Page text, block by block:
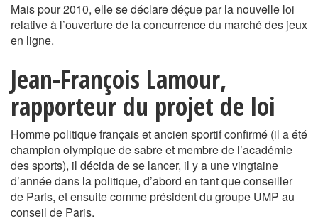
Mais pour 2010, elle se déclare déçue par la nouvelle loi
relative à l’ouverture de la concurrence du marché des jeux
en ligne.
Jean-François Lamour,
rapporteur du projet de loi
Homme politique français et ancien sportif confirmé (il a été
champion olympique de sabre et membre de l’académie
des sports), il décida de se lancer, il y a une vingtaine
d’année dans la politique, d’abord en tant que conseiller
de Paris, et ensuite comme président du groupe UMP au
conseil de Paris.